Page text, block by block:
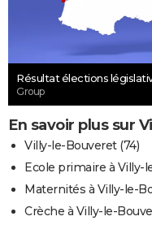
Résultat élections
Group
En savoir plus sur
Villy-le-Bouveret (74)
Ecole primaire à Villy-
Maternités à Villy-le-
Crèche à Villy-le-